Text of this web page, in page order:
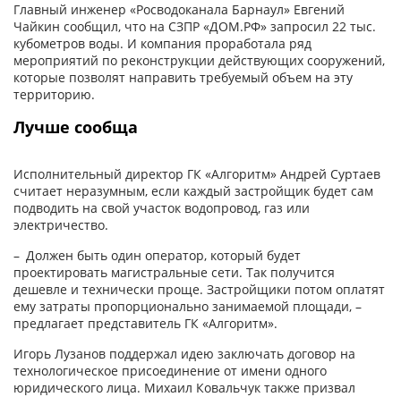
Главный инженер «Росводоканала Барнаул» Евгений
Чайкин сообщил, что на СЗПР «ДОМ.РФ» запросил 22 тыс.
кубометров воды. И компания проработала ряд
мероприятий по реконструкции действующих сооружений,
которые позволят направить требуемый объем на эту
территорию.
Лучше сообща
Исполнительный директор ГК «Алгоритм» Андрей Суртаев
считает неразумным, если каждый застройщик будет сам
подводить на свой участок водопровод, газ или
электричество.
– Должен быть один оператор, который будет
проектировать магистральные сети. Так получится
дешевле и технически проще. Застройщики потом оплатят
ему затраты пропорционально занимаемой площади, –
предлагает представитель ГК «Алгоритм».
Игорь Лузанов поддержал идею заключать договор на
технологическое присоединение от имени одного
юридического лица. Михаил Ковальчук также призвал